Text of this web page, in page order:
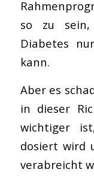
so zu sein,
Diabetes
kann.
Aber es
in dieser
wichtiger
dosiert wird
verabreicht